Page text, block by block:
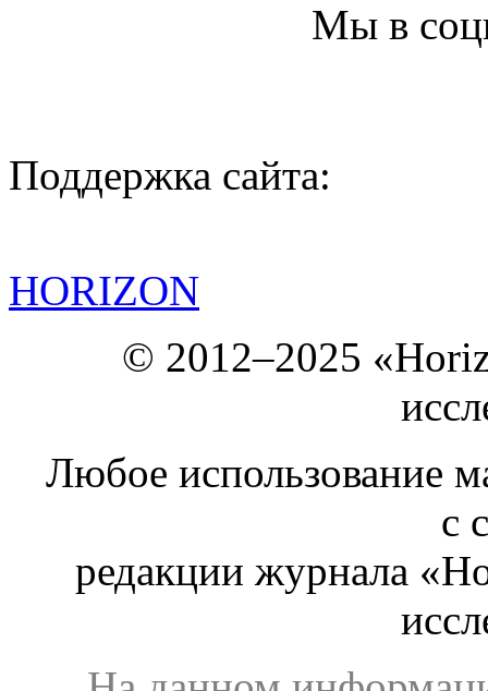
Мы в
Поддержка сайта:
HORIZON
© 2012–2025
Любое использование
с
редакции журнала